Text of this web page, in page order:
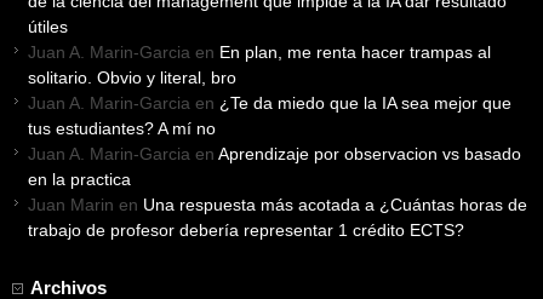
útiles
Juan A. Marin-Garcia en En plan, me renta hacer trampas al
solitario. Obvio y literal, bro
Juan A. Marin-Garcia en ¿Te da miedo que la IA sea mejor que
tus estudiantes? A mí no
Juan A. Marin-Garcia en Aprendizaje por observacion vs basado
en la practica
Juan Marin en Una respuesta más acotada a ¿Cuántas horas de
trabajo de profesor debería representar 1 crédito ECTS?
Archivos